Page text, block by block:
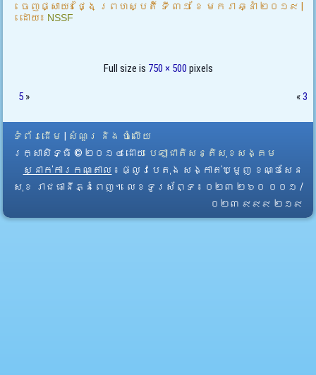
ចេញផ្សាយ៖ ថ្ងៃ ព្រហស្បតិ៍ ទី ៣១ ខែ មករា ឆ្នាំ ២០១៩
ដោយ៖ NSSF
Full size is 750 × 500 pixels
5 » «3
ទំព័រដើម
សំណួរ និង ចំលើយ
រក្សាសិទ្ធិ © ២០១៤ ដោយ​ បេឡាជាតិសន្តិសុខសង្គម
ស្នាក់ការកណ្តាល ៖ ផ្លូវបេតុង សង្កាត់ឃ្មួញ ខណ្ឌសែន
សុខ រាជធានីភ្នំពេញ។ លេខទូរស័ព្ទ ៖ ០២៣ ២៦០ ០០១ /
០២៣ ៩៩៩ ២១៩